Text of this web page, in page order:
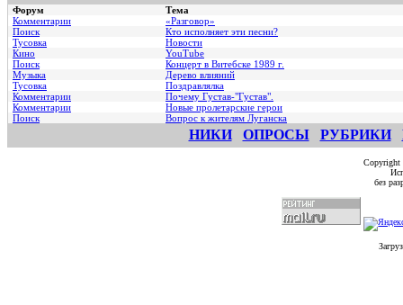
Форум
Тема
Комментарии
«Разговор»
Поиск
Кто исполняет эти песни?
Тусовка
Новости
Кино
YouTube
Поиск
Концерт в Витебске 1989 г.
Музыка
Дерево влияний
Тусовка
Поздравлялка
Комментарии
Почему Густав-"Густав".
Комментарии
Hовые пролетарские герои
Поиск
Вопрос к жителям Луганска
НИКИ ОПРОСЫ РУБРИКИ
без